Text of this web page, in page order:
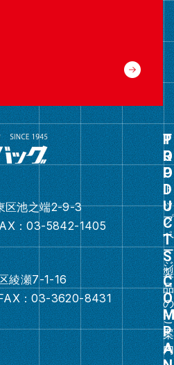
区池之端2-9-3
：03-5842-1405
綾瀬7-1-16
：03-3620-8431
ト
ッ
プ
ペ
ー
ジ
グ
ル
ー
プ
リ
ン
ク
グ
ル
ー
プ
リ
製
品
の
ご
案
内